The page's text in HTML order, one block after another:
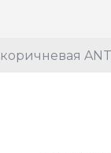
коричневая